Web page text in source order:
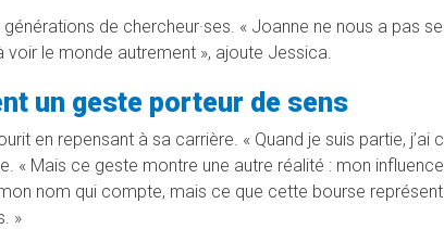
de chercheur·ses. « Joanne ne nous a pas
voir le monde autrement », ajoute Jessica.
un geste porteur de sens
en repensant à sa carrière. « Quand je suis partie, j’ai
« Mais ce geste montre une autre réalité : mon
mon nom qui compte, mais ce que cette bourse
»